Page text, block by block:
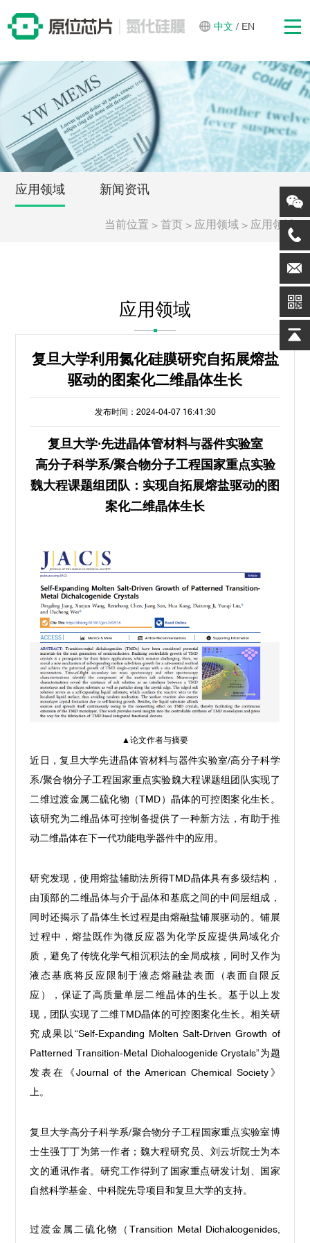
中文 / EN
应用领域 新闻资讯
当前位置 > 首页> 应用领域 > 应用领域
应用领域
复旦大学利用氮化硅膜研究自拓展熔盐
驱动的图案化二维晶体生长
发布时间：2024-04-07 16:41:30
复旦大学·先进晶体管材料与器件实验室
高分子科学系/聚合物分子工程国家重点实验
魏大程课题组团队：实现自拓展熔盐驱动的图
案化二维晶体生长
▲论文作者与摘要
近日，复旦大学先进晶体管材料与器件实验室/高分子科学
系/聚合物分子工程国家重点实验魏大程课题组团队实现了
二维过渡金属二硫化物（TMD）晶体的可控图案化生长。
该研究为二维晶体可控制备提供了一种新方法，有助于推
动二维晶体在下一代功能电学器件中的应用。
研究发现，使用熔盐辅助法所得TMD晶体具有多级结构，
由顶部的二维晶体与介于晶体和基底之间的中间层组成，
同时还揭示了晶体生长过程是由熔融盐铺展驱动的。铺展
过程中，熔盐既作为微反应器为化学反应提供局域化介
质，避免了传统化学气相沉积法的全局成核，同时又作为
液态基底将反应限制于液态熔融盐表面（表面自限反
应），保证了高质量单层二维晶体的生长。基于以上发
现，团队实现了二维TMD晶体的可控图案化生长。相关研
究成果以“Self-Expanding Molten Salt-Driven Growth of
Patterned Transition-Metal Dichalcogenide Crystals”为题
发表在《Journal of the American Chemical Society》
上。
复旦大学高分子科学系/聚合物分子工程国家重点实验室博
士生强丁丁为第一作者；魏大程研究员、刘云圻院士为本
文的通讯作者。研究工作得到了国家重点研发计划、国家
自然科学基金、中科院先导项目和复旦大学的支持。
过渡金属二硫化物（Transition Metal Dichalcogenides,